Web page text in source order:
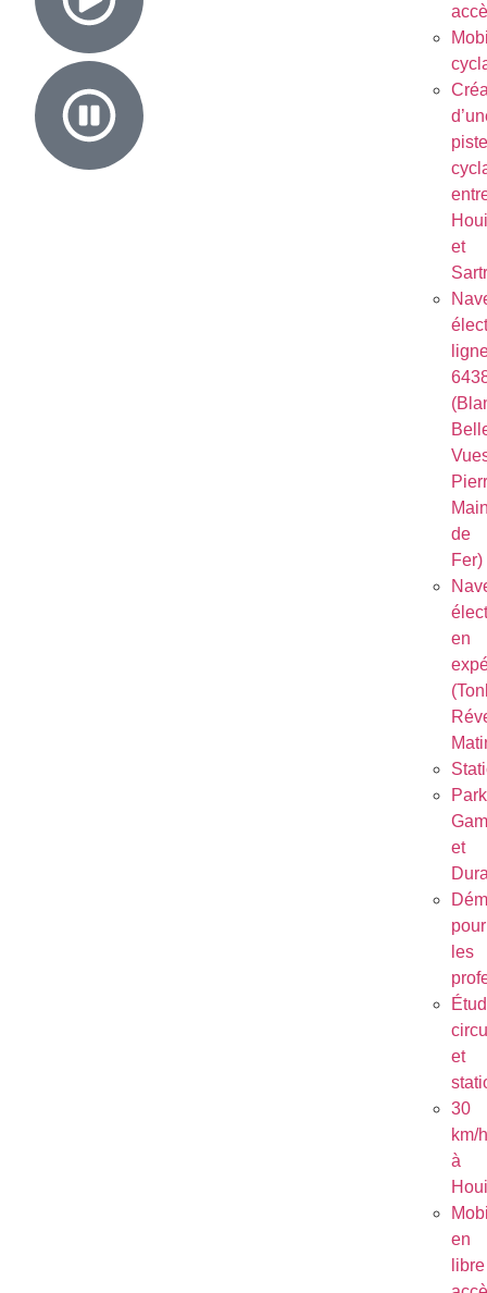
piste
et
de
Fer)
en
et
pour
les
et
30
km/h
à
en
libre